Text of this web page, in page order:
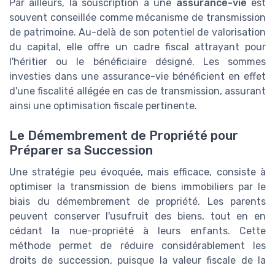
Par ailleurs, la souscription à une assurance-vie est
souvent conseillée comme mécanisme de transmission
de patrimoine. Au-delà de son potentiel de valorisation
du capital, elle offre un cadre fiscal attrayant pour
l'héritier ou le bénéficiaire désigné. Les sommes
investies dans une assurance-vie bénéficient en effet
d'une fiscalité allégée en cas de transmission, assurant
ainsi une optimisation fiscale pertinente.
Le Démembrement de Propriété pour
Préparer sa Succession
Une stratégie peu évoquée, mais efficace, consiste à
optimiser la transmission de biens immobiliers par le
biais du démembrement de propriété. Les parents
peuvent conserver l'usufruit des biens, tout en en
cédant la nue-propriété à leurs enfants. Cette
méthode permet de réduire considérablement les
droits de succession, puisque la valeur fiscale de la